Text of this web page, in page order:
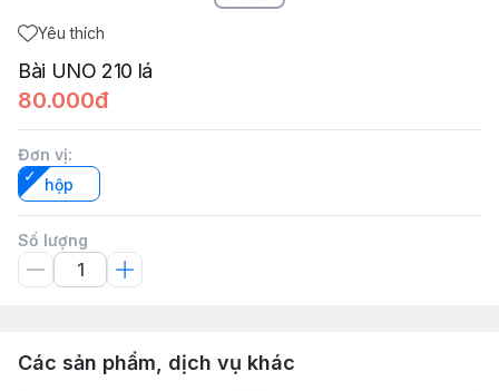
Yêu thích
Bài UNO 210 lá
80.000đ
Đơn vị:
hộp
Số lượng
Các sản phẩm, dịch vụ khác